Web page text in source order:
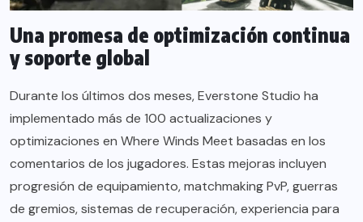
Una promesa de optimización continua
y soporte global
Durante los últimos dos meses, Everstone Studio ha
implementado más de 100 actualizaciones y
optimizaciones en Where Winds Meet basadas en los
comentarios de los jugadores. Estas mejoras incluyen
progresión de equipamiento, matchmaking PvP, guerras
de gremios, sistemas de recuperación, experiencia para